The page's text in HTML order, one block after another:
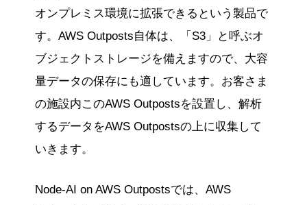
オンプレミス環境に拡張できるという製品で
す。AWS Outposts自体は、「S3」と呼ぶオ
ブジェクトストレージを備えますので、大容
量データの保存にも適しています。お客さま
の施設内このAWS Outpostsを設置し、解析
するデータをAWS Outpostsの上に収集して
いきます。
Node-AI on AWS Outpostsでは、AWS